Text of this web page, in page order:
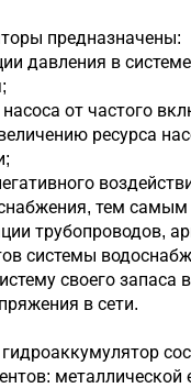
предназначены:
давления в системе
от частого
ресурса
тем самым
трубопроводов,
системы
своего запаса
в сети.
металлической